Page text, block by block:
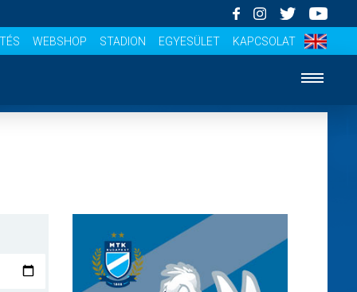
WEBSHOP STADION EGYESÜLET KAPCSOLAT